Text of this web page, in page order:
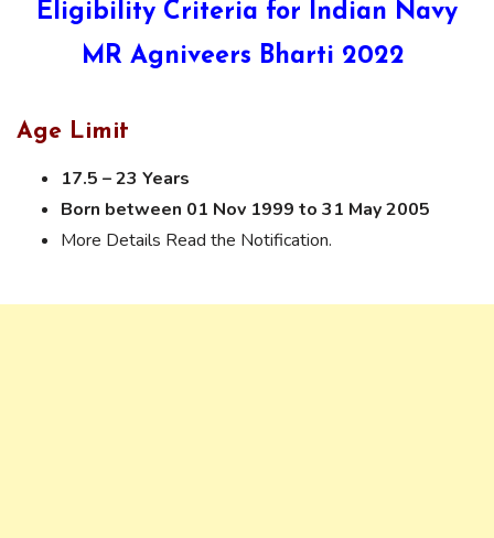
Eligibility Criteria for Indian Navy
MR Agniveers Bharti 2022
Age Limit
17.5 – 23 Years
Born between 01 Nov 1999 to 31 May 2005
More Details Read the Notification.